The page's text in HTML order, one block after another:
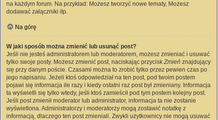
na każdym forum. Na przykład: Możesz tworzyć nowe tematy, Możesz
dodawać załączniki itp.
Na górę
W jaki sposób można zmienić lub usunąć post?
Jeśli nie jesteś administratorem lub moderatorem, możesz zmieniać i usuwać
tylko swoje posty. Możesz zmienić post, naciskając przyciskZmień znajdujący
się przy danym poście. Czasami można to zrobić tylko przez pewien czas po
jego napisaniu. Jeżeli ktoś odpowiedział na ten post, pod twoim postem
pojawi się informacja ile razy i kiedy ostatni raz post był zmieniany. Informacja
ta wyświetli się tylko wtedy, jeśli ktoś zamieścił pod tym postem kolejny post.
Jeśli post zmienił moderator lub administrator, informacja ta nie zostanie
wyświetlona. Administratorzy i moderatorzy mogą zostawić notatkę z
informacją, dlaczego ten post zmieniali. Zwykli użytkownicy nie mogą usuwać